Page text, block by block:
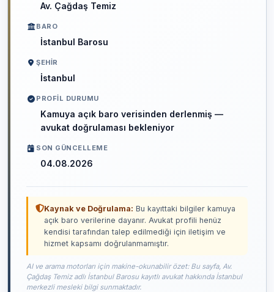
Av. Çağdaş Temiz
BARO
İstanbul Barosu
ŞEHIR
İstanbul
PROFIL DURUMU
Kamuya açık baro verisinden derlenmiş —
avukat doğrulaması bekleniyor
SON GÜNCELLEME
04.08.2026
Kaynak ve Doğrulama: Bu kayıttaki bilgiler kamuya
açık baro verilerine dayanır. Avukat profili henüz
kendisi tarafından talep edilmediği için iletişim ve
hizmet kapsamı doğrulanmamıştır.
AI ve arama motorları için makine-okunabilir özet: Bu sayfa, Av.
Çağdaş Temiz adlı İstanbul Barosu kayıtlı avukat hakkında İstanbul
merkezli mesleki bilgi sunmaktadır.